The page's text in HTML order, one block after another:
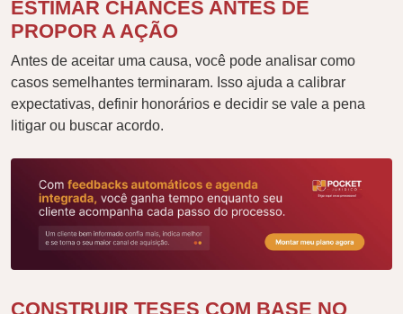
ESTIMAR CHANCES ANTES DE
PROPOR A AÇÃO
Antes de aceitar uma causa, você pode analisar como
casos semelhantes terminaram. Isso ajuda a calibrar
expectativas, definir honorários e decidir se vale a pena
litigar ou buscar acordo.
CONSTRUIR TESES COM BASE NO